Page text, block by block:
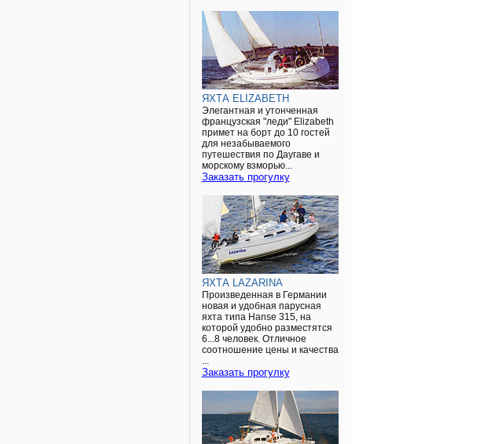
ЯХТА ELIZABETH
Элегантная и утонченная
французская "леди" Elizabeth
примет на борт до 10 гостей
для незабываемого
путешествия по Даугаве и
морскому взморью...
Заказать прогулку
ЯХТА LAZARINA
Произведенная в Германии
новая и удобная парусная
яхта типа Hanse 315, на
которой удобно разместятся
6...8 человек. Отличное
соотношение цены и качества
Заказать прогулку